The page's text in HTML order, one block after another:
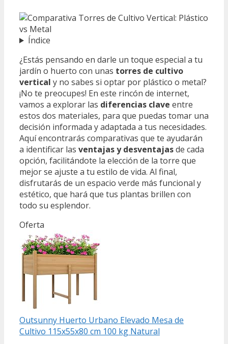
Índice
¿Estás pensando en darle un toque especial a tu
jardín o huerto con unas torres de cultivo
vertical y no sabes si optar por plástico o metal?
¡No te preocupes! En este rincón de internet,
vamos a explorar las diferencias clave entre
estos dos materiales, para que puedas tomar una
decisión informada y adaptada a tus necesidades.
Aquí encontrarás comparativas que te ayudarán
a identificar las ventajas y desventajasde cada
opción, facilitándote la elección de la torre que
mejor se ajuste a tu estilo de vida. Al final,
disfrutarás de un espacio verde más funcional y
estético, que hará que tus plantas brillen con
todo su esplendor.
Oferta
Outsunny Huerto Urbano Elevado Mesa de
Cultivo 115x55x80 cm 100 kg Natural